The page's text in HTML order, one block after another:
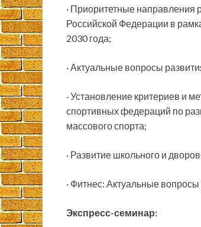
· Приоритетные направления
Российской Федерации в
2030 года;
· Актуальные вопросы
· Установление критериев и
спортивных федераций по
массового спорта;
· Развитие школьного и
· Фитнес: Актуальные
Экспресс-семинар: